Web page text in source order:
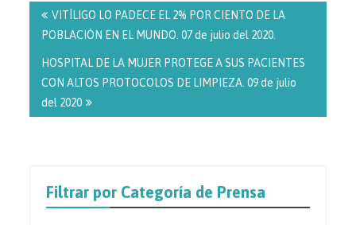
de
entradas
VITÍLIGO LO PADECE EL 2% POR CIENTO DE LA
POBLACIÓN EN EL MUNDO. 07 de julio del 2020.
HOSPITAL DE LA MUJER PROTEGE A SUS PACIENTES
CON ALTOS PROTOCOLOS DE LIMPIEZA. 09 de julio
del 2020
Filtrar por Categoría de Prensa